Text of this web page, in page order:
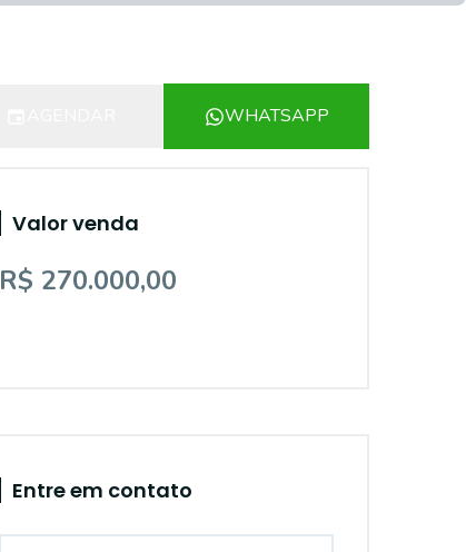
WHATSAPP
Valor venda
R$ 270.000,00
Entre em contato